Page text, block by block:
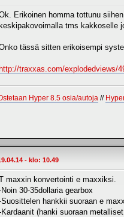
Erikoinen homma tottunu
tms kakkoselle
tässä sitten erikoisempi
http://traxxas.com/explodedviews/
Hyper 8.5 osia/autoja //
- klo: 10.49
maxxin konvertointi e maxxiksi.
Noin 30-35dollaria gearbox
Suosittelen hankkii suoraan e
Kardaanit (hanki suoraan